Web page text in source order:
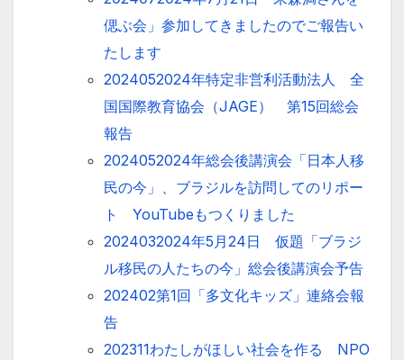
偲ぶ会」参加してきましたのでご報告い
たします
2024052024年特定非営利活動法人 全
国国際教育協会（JAGE） 第15回総会
報告
2024052024年総会後講演会「日本人移
民の今」、ブラジルを訪問してのリポー
ト YouTubeもつくりました
2024032024年5月24日 仮題「ブラジ
ル移民の人たちの今」総会後講演会予告
202402第1回「多文化キッズ」連絡会報
告
202311わたしがほしい社会を作る NPO